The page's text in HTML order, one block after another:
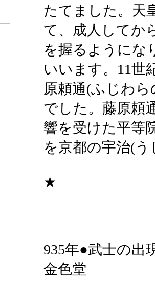
たてました。天
て、成人してか
を握るようにな
いいます。11世
原頼通(ふじわ
でした。藤原頼
響を受けた平等
を京都の宇治(
★
935年●武士の出
金色堂